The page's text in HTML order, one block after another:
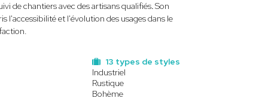
de chantiers avec des artisans qualifiés.Son
l'accessibilité et l'évolution des usages dans le
13 types de styles
Industriel
Rustique
Bohème